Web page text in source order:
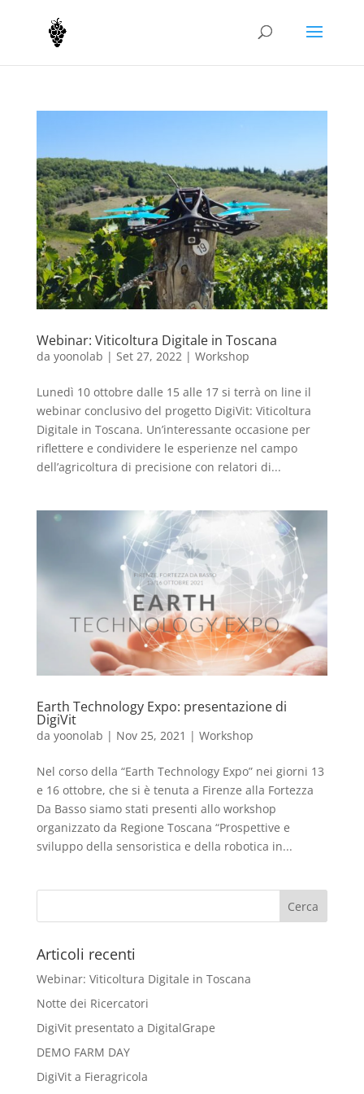
Webinar: Viticoltura Digitale in Toscana
da yoonolab | Set 27, 2022| Workshop
Lunedì 10 ottobre dalle 15 alle 17 si terrà on line il
webinar conclusivo del progetto DigiVit: Viticoltura
Digitale in Toscana. Un’interessante occasione per
riflettere e condividere le esperienze nel campo
dell’agricoltura di precisione con relatori di...
Earth Technology Expo: presentazione di
DigiVit
da yoonolab | Nov 25, 2021 | Workshop
Nel corso della “Earth Technology Expo” nei giorni 13
e 16 ottobre, che si è tenuta a Firenze alla Fortezza
Da Basso siamo stati presenti allo workshop
organizzato da Regione Toscana “Prospettive e
sviluppo della sensoristica e della robotica in...
Articoli recenti
Webinar: Viticoltura Digitale in Toscana
Notte dei Ricercatori
DigiVit presentato a DigitalGrape
DEMO FARM DAY
DigiVit a Fieragricola